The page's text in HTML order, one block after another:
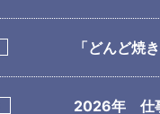
「どんど焼
2026年 仕